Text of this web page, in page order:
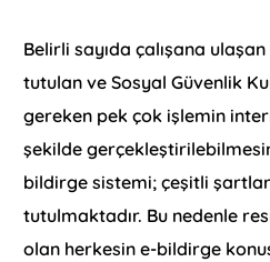
Belirli sayıda çalışana
tutulan ve Sosyal Güvenlik
gereken pek çok işlemin
şekilde
bildirge sistemi; çeşitli
tutulmaktadır. Bu nedenle
olan herkesin e-bildirge